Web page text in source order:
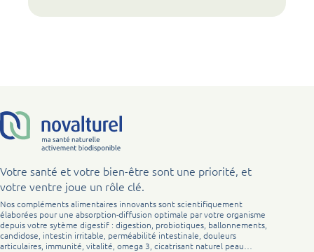
Votre santé et votre bien-être sont une priorité, et
votre ventre joue un rôle clé.
Nos compléments alimentaires innovants sont scientifiquement
élaborées pour une absorption-diffusion optimale par votre organisme
depuis votre sytème digestif : digestion, probiotiques, ballonnements,
candidose, intestin irritable, perméabilité intestinale, douleurs
articulaires, immunité, vitalité, omega 3, cicatrisant naturel peau…